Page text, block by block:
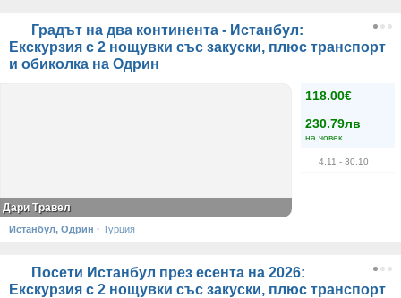
Градът на два континента - Истанбул:
Екскурзия с 2 нощувки със закуски, плюс транспорт
и обиколка на Одрин
118.00€
230.79лв
на човек
4.11 - 30.10
Дари Травел
Истанбул, Одрин · Турция
Посети Истанбул през есента на 2026:
Екскурзия с 2 нощувки със закуски, плюс транспорт